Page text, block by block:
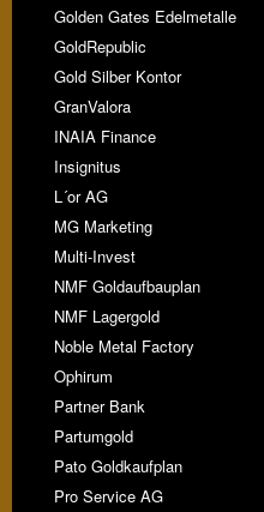
Golden Gates Edelmetalle
GoldRepublic
Gold Silber Kontor
GranValora
INAIA Finance
Insignitus
L´or AG
MG Marketing
Multi-Invest
NMF Goldaufbauplan
NMF Lagergold
Noble Metal Factory
Ophirum
Partner Bank
Partumgold
Pato Goldkaufplan
Pro Service AG